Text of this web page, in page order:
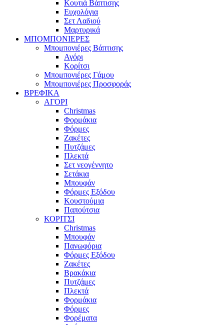
Κουτιά Βάπτισης
Ευχολόγια
Σετ Λαδιού
Μαρτυρικά
ΜΠΟΜΠΟΝΙΕΡΕΣ
Μπομπονιέρες Βάπτισης
Αγόρι
Κορίτσι
Μπομπονιέρες Γάμου
Μπομπονιέρες Προσφοράς
ΒΡΕΦΙΚΑ
ΑΓΟΡΙ
Christmas
Φορμάκια
Φόρμες
Ζακέτες
Πυτζάμες
Πλεκτά
Σετ νεογέννητο
Σετάκια
Μπουφάν
Φόρμες Εξόδου
Κουστούμια
Παπούτσια
ΚΟΡΙΤΣΙ
Christmas
Μπουφάν
Πανωφόρια
Φόρμες Εξόδου
Ζακέτες
Βρακάκια
Πυτζάμες
Πλεκτά
Φορμάκια
Φόρμες
Φορέματα